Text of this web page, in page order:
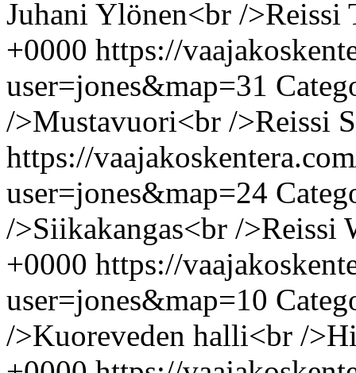
Juhani Ylönen<br />Reissi
+0000 https://
user=jones&map=31
/>Mustavuori<br />Reissi
https://
user=jones&map=24
/>Siikakangas<br />Reissi
+0000 https://
user=jones&map=10
/>Kuoreveden halli<br /